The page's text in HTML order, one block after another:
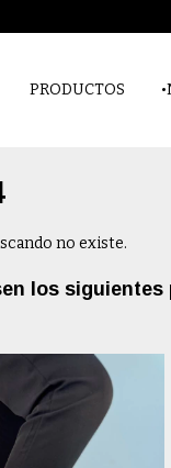
PRODUCTOS
no existe.
los siguientes